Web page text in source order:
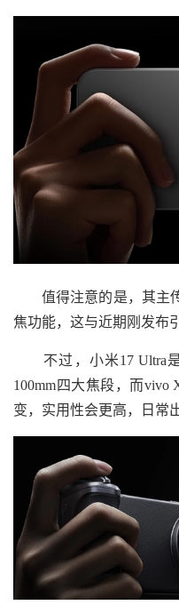
值得注意的是，其主传
焦功能，这与近期刚发布
不过，小米17 Ultra是
100mm四大焦段，而vivo
变，实用性会更高，日常